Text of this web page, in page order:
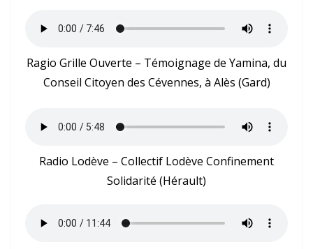
Ragio Grille Ouverte – Témoignage de Yamina, du
Conseil Citoyen des Cévennes, à Alès (Gard)
Radio Lodève – Collectif Lodève Confinement
Solidarité (Hérault)